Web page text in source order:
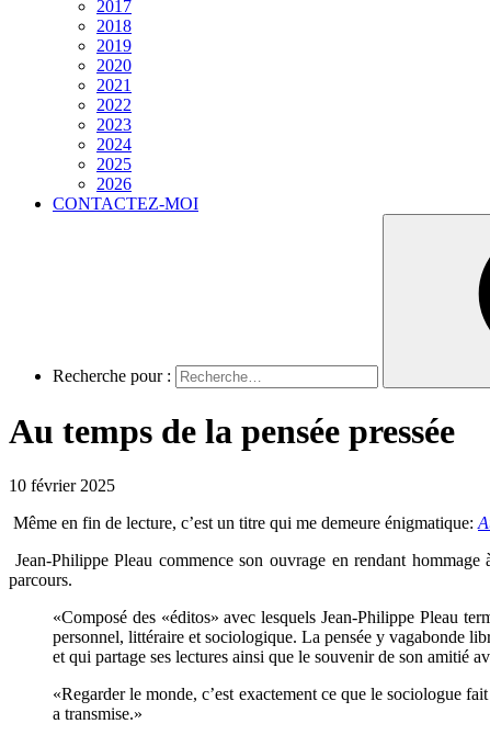
2017
2018
2019
2020
2021
2022
2023
2024
2025
2026
CONTACTEZ-MOI
Recherche pour :
Au temps de la pensée pressée
10 février 2025
Même en fin de lecture, c’est un titre qui me demeure énigmatique:
Jean-Philippe Pleau commence son ouvrage en rendant
parcours.
«Composé des «éditos» avec lesquels Jean-Philippe Pleau
personnel, littéraire et sociologique. La pensée y vagabonde
et qui partage ses lectures ainsi que le souvenir de son amitié
«Regarder le monde, c’est exactement ce que le sociologue
a transmise.»